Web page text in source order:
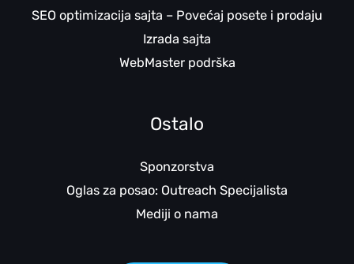
SEO optimizacija sajta – Povećaj posete i prodaju
Izrada sajta
WebMaster podrška
Ostalo
Sponzorstva
Oglas za posao: Outreach Specijalista
Mediji o nama